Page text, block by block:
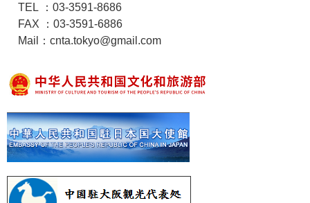
TEL ：03-3591-8686
FAX ：03-3591-6886
Mail：cnta.tokyo@gmail.com